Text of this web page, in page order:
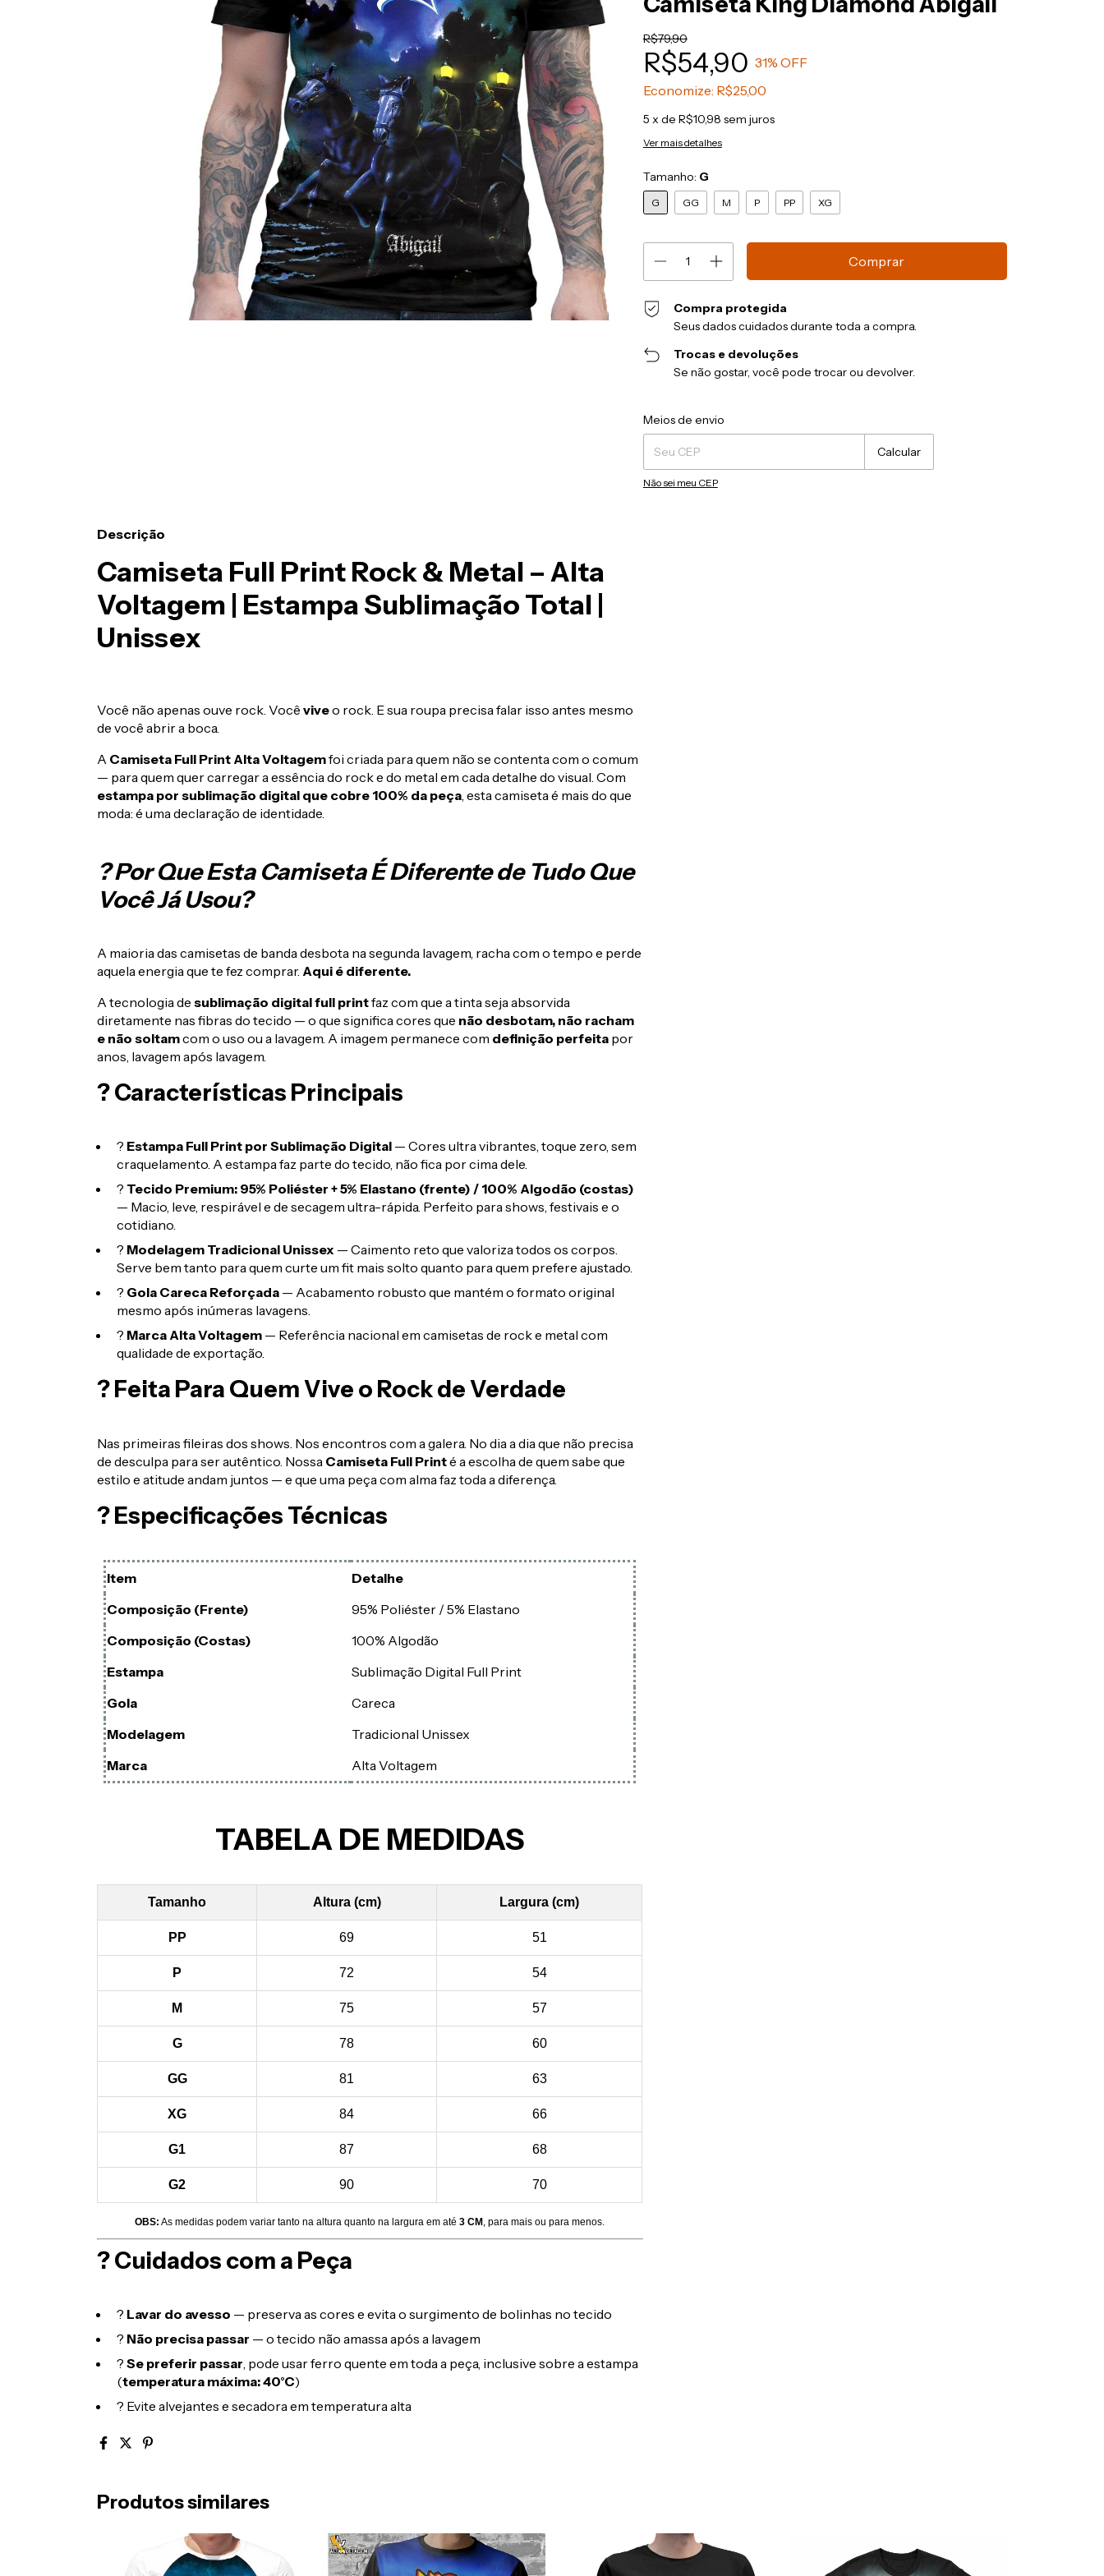
R$79,90
R$54,90 31% OFF
Economize: R$25,00
5 x de R$10,98 sem juros
Ver mais detalhes
Tamanho: G
G GG M P PP XG
Compra protegida
Seus dados cuidados durante toda a compra.
Trocas e devoluções
Se não gostar, você pode trocar ou devolver.
Entregas para o CEP:
Meios de envio
Calcular
Não sei meu CEP
Descrição
Camiseta Full Print Rock & Metal – Alta
Voltagem | Estampa Sublimação Total |
Unissex
Você não apenas ouve rock. Você viveo rock. E sua roupa precisa falar isso antes mesmo
de você abrir a boca.
A Camiseta Full Print Alta Voltagemfoi criada para quem não se contenta com o comum
— para quem quer carregar a essência do rock e do metal em cada detalhe do visual. Com
estampa por sublimação digital que cobre 100% da peça , esta camiseta é mais do que
moda: é uma declaração de identidade.
? Por Que Esta Camiseta É Diferente de Tudo Que
Você Já Usou?
A maioria das camisetas de banda desbota na segunda lavagem, racha com o tempo e perde
aquela energia que te fez comprar. Aqui é diferente.
A tecnologia de sublimação digital full printfaz com que a tinta seja absorvida
diretamente nas fibras do tecido — o que significa cores que não desbotam, não racham
e não soltamcom o uso ou a lavagem. A imagem permanece com definição perfeita por
anos, lavagem após lavagem.
? Características Principais
? Estampa Full Print por Sublimação Digital — Cores ultra vibrantes, toque zero, sem
craquelamento. A estampa faz parte do tecido, não fica por cima dele.
? Tecido Premium: 95% Poliéster + 5% Elastano (frente) / 100% Algodão (costas)
— Macio, leve, respirável e de secagem ultra-rápida. Perfeito para shows, festivais e o
cotidiano.
? Modelagem Tradicional Unissex — Caimento reto que valoriza todos os corpos.
Serve bem tanto para quem curte um fit mais solto quanto para quem prefere ajustado.
? Gola Careca Reforçada — Acabamento robusto que mantém o formato original
mesmo após inúmeras lavagens.
? Marca Alta Voltagem — Referência nacional em camisetas de rock e metal com
qualidade de exportação.
? Feita Para Quem Vive o Rock de Verdade
Nas primeiras fileiras dos shows. Nos encontros com a galera. No dia a dia que não precisa
de desculpa para ser autêntico. Nossa Camiseta Full Printé a escolha de quem sabe que
estilo e atitude andam juntos — e que uma peça com alma faz toda a diferença.
? Especificações Técnicas
Item
Detalhe
Composição (Frente)
95% Poliéster / 5% Elastano
Composição (Costas)
100% Algodão
Estampa
Sublimação Digital Full Print
Gola
Careca
Modelagem
Tradicional Unissex
Marca
Alta Voltagem
TABELA DE MEDIDAS
Tamanho Altura (cm) Largura (cm)
PP 69 51
P 72 54
M 75 57
G 78 60
GG 81 63
XG 84 66
G1 87 68
G2 90 70
OBS: As medidas podem variar tanto na altura quanto na largura em até3 CM , para mais ou para menos.
? Cuidados com a Peça
? Lavar do avesso — preserva as cores e evita o surgimento de bolinhas no tecido
? Não precisa passar — o tecido não amassa após a lavagem
? Se preferir passar, pode usar ferro quente em toda a peça, inclusive sobre a estampa
(temperatura máxima: 40°C)
? Evite alvejantes e secadora em temperatura alta
Produtos similares